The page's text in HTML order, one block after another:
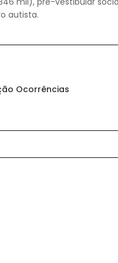
autista.
Ocorrências